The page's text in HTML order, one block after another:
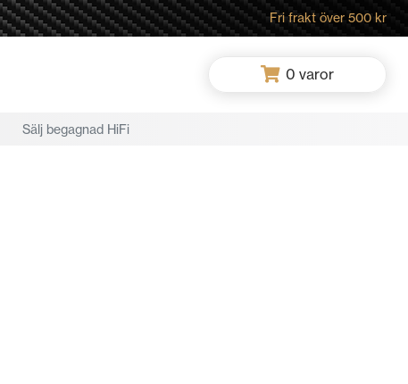
Fri frakt över 500 kr
0 varor
Sälj begagnad HiFi